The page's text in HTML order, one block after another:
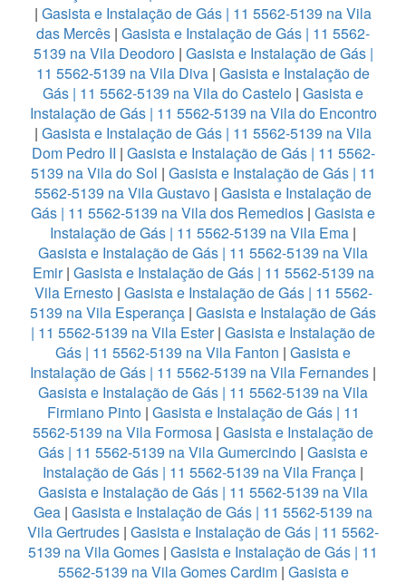
| Gasista e Instalação de Gás | 11 5562-5139 na Vila
das Mercês | Gasista e Instalação de Gás | 11 5562-
5139 na Vila Deodoro| Gasista e Instalação de Gás |
11 5562-5139 na Vila Diva | Gasista e Instalação de
Gás | 11 5562-5139 na Vila do Castelo | Gasista e
Instalação de Gás | 11 5562-5139 na Vila do Encontro
| Gasista e Instalação de Gás | 11 5562-5139 na Vila
Dom Pedro II | Gasista e Instalação de Gás | 11 5562-
5139 na Vila do Sol | Gasista e Instalação de Gás | 11
5562-5139 na Vila Gustavo | Gasista e Instalação de
Gás | 11 5562-5139 na Vila dos Remedios | Gasista e
Instalação de Gás | 11 5562-5139 na Vila Ema |
Gasista e Instalação de Gás | 11 5562-5139 na Vila
Emir| Gasista e Instalação de Gás | 11 5562-5139 na
Vila Ernesto| Gasista e Instalação de Gás | 11 5562-
5139 na Vila Esperança | Gasista e Instalação de Gás
| 11 5562-5139 na Vila Ester| Gasista e Instalação de
Gás | 11 5562-5139 na Vila Fanton | Gasista e
Instalação de Gás | 11 5562-5139 na Vila Fernandes |
Gasista e Instalação de Gás | 11 5562-5139 na Vila
Firmiano Pinto| Gasista e Instalação de Gás | 11
5562-5139 na Vila Formosa | Gasista e Instalação de
Gás | 11 5562-5139 na Vila Gumercindo | Gasista e
Instalação de Gás | 11 5562-5139 na Vila França |
Gasista e Instalação de Gás | 11 5562-5139 na Vila
Gea | Gasista e Instalação de Gás | 11 5562-5139 na
Vila Gertrudes | Gasista e Instalação de Gás | 11 5562-
5139 na Vila Gomes | Gasista e Instalação de Gás | 11
5562-5139 na Vila Gomes Cardim| Gasista e